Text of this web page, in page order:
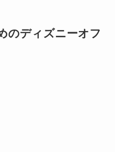
のディズニーオフ